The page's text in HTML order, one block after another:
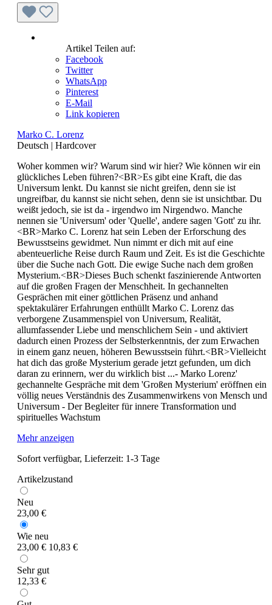
Artikel Teilen auf:
Facebook
Twitter
WhatsApp
Pinterest
E-Mail
Link kopieren
Marko C. Lorenz
Deutsch | Hardcover
Woher kommen wir? Warum sind wir hier? Wie können wir ein
glückliches Leben führen?<BR>Es gibt eine Kraft, die das
Universum lenkt. Du kannst sie nicht greifen, denn sie ist
ungreifbar, du kannst sie nicht sehen, denn sie ist unsichtbar. Du
weißt jedoch, sie ist da - irgendwo im Nirgendwo. Manche
nennen sie 'Universum' oder 'Quelle', andere sagen 'Gott' zu ihr.
<BR>Marko C. Lorenz hat sein Leben der Erforschung des
Bewusstseins gewidmet. Nun nimmt er dich mit auf eine
abenteuerliche Reise durch Raum und Zeit. Es ist die Geschichte
über die Suche nach Gott. Die ewige Suche nach dem großen
Mysterium.<BR>Dieses Buch schenkt faszinierende Antworten
auf die großen Fragen der Menschheit. In gechannelten
Gesprächen mit einer göttlichen Präsenz und anhand
spektakulärer Erfahrungen enthüllt Marko C. Lorenz das
verborgene Zusammenspiel von Universum, Realität,
allumfassender Liebe und menschlichem Sein - und aktiviert
dadurch einen Prozess der Selbsterkenntnis, der zum Erwachen
in einem ganz neuen, höheren Bewusstsein führt.<BR>Vielleicht
hat dich das große Mysterium gerade jetzt gefunden, um dich
daran zu erinnern, wer du wirklich bist ...- Marko Lorenz'
gechannelte Gespräche mit dem 'Großen Mysterium' eröffnen ein
völlig neues Verständnis des Zusammenwirkens von Mensch und
Universum - Der Begleiter für innere Transformation und
spirituelles Wachstum
Mehr anzeigen
Sofort verfügbar, Lieferzeit: 1-3 Tage
Artikelzustand
Neu
23,00 €
Wie neu
23,00 € 10,83 €
Sehr gut
12,33 €